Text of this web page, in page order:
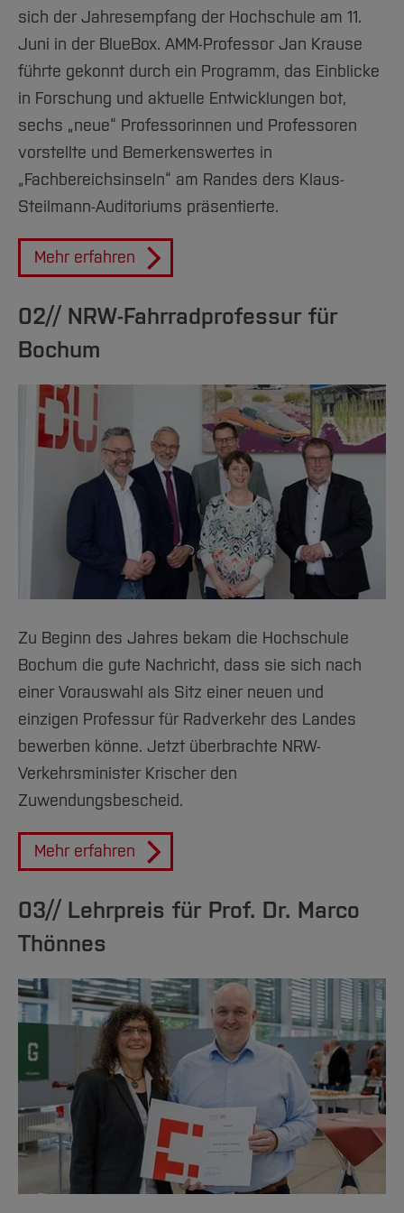
#24
#25
#26
#27
#28
#29
#30
#31
#33
#34
#39
sich der Jahresempfang der Hochschule am 11.
Juni in der BlueBox. AMM-Professor Jan Krause
führte gekonnt durch ein Programm, das Einblicke
in Forschung und aktuelle Entwicklungen bot,
sechs „neue“ Professorinnen und Professoren
vorstellte und Bemerkenswertes in
„Fachbereichsinseln“ am Randes ders Klaus-
Steilmann-Auditoriums präsentierte.
Mehr erfahren
02// NRW-Fahrradprofessur für
Bochum
Zu Beginn des Jahres bekam die Hochschule
Bochum die gute Nachricht, dass sie sich nach
einer Vorauswahl als Sitz einer neuen und
einzigen Professur für Radverkehr des Landes
bewerben könne. Jetzt überbrachte NRW-
Verkehrsminister Krischer den
Zuwendungsbescheid.
Mehr erfahren
03// Lehrpreis für Prof. Dr. Marco
Thönnes